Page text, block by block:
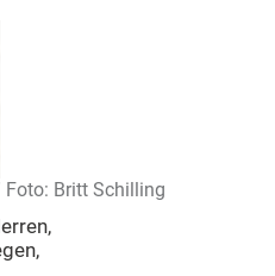
Foto: Britt Schilling